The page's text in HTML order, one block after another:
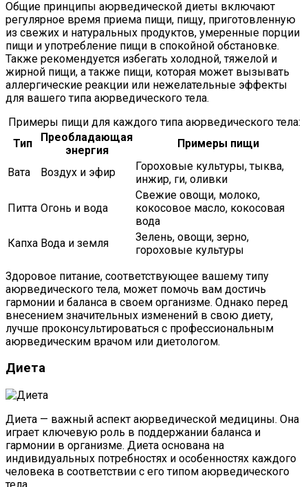
Общие принципы аюрведической диеты включают
регулярное время приема пищи, пищу, приготовленную
из свежих и натуральных продуктов, умеренные порции
пищи и употребление пищи в спокойной обстановке.
Также рекомендуется избегать холодной, тяжелой и
жирной пищи, а также пищи, которая может вызывать
аллергические реакции или нежелательные эффекты
для вашего типа аюрведического тела.
Примеры пищи для каждого типа аюрведического тела:
Тип
Преобладающая
энергия
Примеры пищи
Вата Воздух и эфир
Гороховые культуры, тыква,
инжир, ги, оливки
Питта Огонь и вода
Свежие овощи, молоко,
кокосовое масло, кокосовая
вода
Капха Вода и земля
Зелень, овощи, зерно,
гороховые культуры
Здоровое питание, соответствующее вашему типу
аюрведического тела, может помочь вам достичь
гармонии и баланса в своем организме. Однако перед
внесением значительных изменений в свою диету,
лучше проконсультироваться с профессиональным
аюрведическим врачом или диетологом.
Диета
Диета — важный аспект аюрведической медицины. Она
играет ключевую роль в поддержании баланса и
гармонии в организме. Диета основана на
индивидуальных потребностях и особенностях каждого
человека в соответствии с его типом аюрведического